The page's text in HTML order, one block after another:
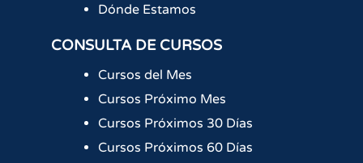
Dónde Estamos
CONSULTA DE CURSOS
Cursos del Mes
Cursos Próximo Mes
Cursos Próximos 30 Días
Cursos Próximos 60 Días